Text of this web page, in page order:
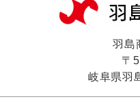
羽島
〒
岐阜県羽